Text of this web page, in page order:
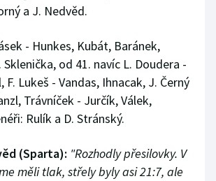
a J. Nedvěd.
- Hunkes, Kubát, Baránek,
Sklenička, od 41. navíc L. Doudera -
F. Lukeš - Vandas, Ihnacak, J. Černý
Trávníček - Jurčík, Válek,
Rulík a D. Stránský.
(Sparta): "Rozhodly přesilovky. V
měli tlak, střely byly asi 21:7, ale